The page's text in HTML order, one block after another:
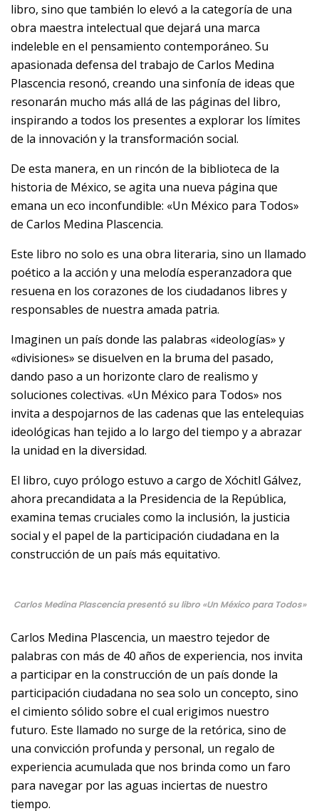
libro, sino que también lo elevó a la categoría de una
obra maestra intelectual que dejará una marca
indeleble en el pensamiento contemporáneo. Su
apasionada defensa del trabajo de Carlos Medina
Plascencia resonó, creando una sinfonía de ideas que
resonarán mucho más allá de las páginas del libro,
inspirando a todos los presentes a explorar los límites
de la innovación y la transformación social.
De esta manera, en un rincón de la biblioteca de la
historia de México, se agita una nueva página que
emana un eco inconfundible: «Un México para Todos»
de Carlos Medina Plascencia.
Este libro no solo es una obra literaria, sino un llamado
poético a la acción y una melodía esperanzadora que
resuena en los corazones de los ciudadanos libres y
responsables de nuestra amada patria.
Imaginen un país donde las palabras «ideologías» y
«divisiones» se disuelven en la bruma del pasado,
dando paso a un horizonte claro de realismo y
soluciones colectivas. «Un México para Todos» nos
invita a despojarnos de las cadenas que las entelequias
ideológicas han tejido a lo largo del tiempo y a abrazar
la unidad en la diversidad.
El libro, cuyo prólogo estuvo a cargo de Xóchitl Gálvez,
ahora precandidata a la Presidencia de la República,
examina temas cruciales como la inclusión, la justicia
social y el papel de la participación ciudadana en la
construcción de un país más equitativo.
Carlos Medina Plascencia presentó su libro «Un México para Todos»
Carlos Medina Plascencia, un maestro tejedor de
palabras con más de 40 años de experiencia, nos invita
a participar en la construcción de un país donde la
participación ciudadana no sea solo un concepto, sino
el cimiento sólido sobre el cual erigimos nuestro
futuro. Este llamado no surge de la retórica, sino de
una convicción profunda y personal, un regalo de
experiencia acumulada que nos brinda como un faro
para navegar por las aguas inciertas de nuestro
tiempo.